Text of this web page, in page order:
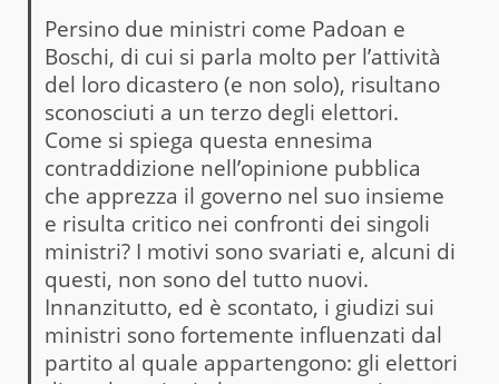
Persino due ministri come Padoan e
Boschi, di cui si parla molto per l’attività
del loro dicastero (e non solo), risultano
sconosciuti a un terzo degli elettori.
Come si spiega questa ennesima
contraddizione nell’opinione pubblica
che apprezza il governo nel suo insieme
e risulta critico nei confronti dei singoli
ministri? I motivi sono svariati e, alcuni di
questi, non sono del tutto nuovi.
Innanzitutto, ed è scontato, i giudizi sui
ministri sono fortemente influenzati dal
partito al quale appartengono: gli elettori